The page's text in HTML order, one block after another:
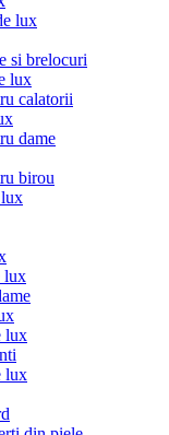
lux
si brelocuri
lux
calatorii
dame
birou
lux
lux
lux
lux